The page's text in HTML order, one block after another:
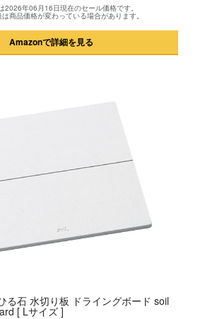
2026年06月16日現在のセール価格です。
商品価格が変わっている場合があります。
Amazonで詳細を見る
る石 水切り板 ドライングボード soil
[ Lサイズ ]